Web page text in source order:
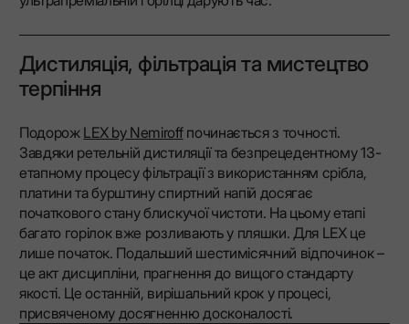
Дистиляція, фільтрація та мистецтво
терпіння
Подорож LEX by Nemiroffпочинається з точності.
Завдяки ретельній дистиляції та безпрецедентному 13-
етапному процесу фільтрації з використанням срібла,
платини та бурштину спиртний напій досягає
початкового стану блискучої чистоти. На цьому етапі
багато горілок вже розливають у пляшки. Для LEX це
лише початок. Подальший шестимісячний відпочинок –
це акт дисципліни, прагнення до вищого стандарту
якості. Це останній, вирішальний крок у процесі,
присвяченому досягненню досконалості.